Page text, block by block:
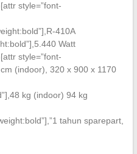
style=”font-
410A
Watt
style=”font-
(indoor), 320 x 900 x 1170
kg (indoor) 94 kg
tahun sparepart,